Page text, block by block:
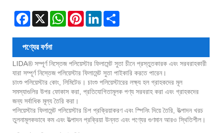
Facebook
X WhatsAppPinterestLinkedIn
পণ্যের বর্ণনা
LIDA® সম্পূর্ণ নিস্তেজ পলিয়েস্টার ফিলামেন্ট সুতা চীনে প্রস্তুতকারক এবং সরবরাহকারী
যারা সম্পূর্ণ নিস্তেজ পলিয়েস্টার ফিলামেন্ট সুতা পাইকারি করতে পারেন।
চাংশু পলিয়েস্টার কোং, লিমিটেড। চাংশু পলিয়েস্টারের লক্ষ্য হল গ্রাহকদের মূল
সমস্যাগুলির উপর ফোকাস করা, প্রতিযোগিতামূলক পণ্য সরবরাহ করা এবং গ্রাহকদের
জন্য সর্বাধিক মূল্য তৈরি করা।
পলিয়েস্টার ফিলামেন্ট পলিয়েস্টার চিপ প্রক্রিয়াকরণ এবং স্পিনিং দিয়ে তৈরি, উত্পাদন খরচ
তুলনামূলকভাবে কম এবং উত্পাদন প্রক্রিয়া উন্নত এবং পণ্যের গুণমান আরও স্থিতিশীল।